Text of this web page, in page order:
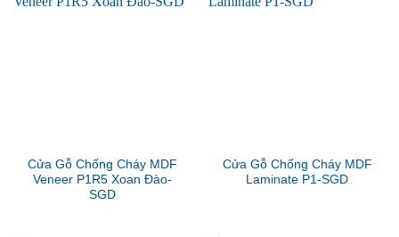
Cửa Gỗ Chống Cháy MDF
Veneer P1R5 Xoan Đào-
SGD
Cửa Gỗ Chống Cháy MDF
Laminate P1-SGD